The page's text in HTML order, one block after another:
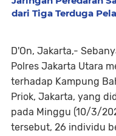
dari Tiga Terduga
D'On, Jakarta,-
Polres Jakarta Utara
terhadap Kampung
Priok, Jakarta, yang
pada Minggu (10/3/
tersebut, 26 individu